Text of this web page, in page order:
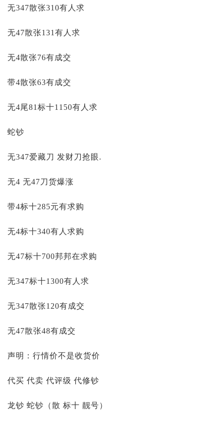
无347散张310有人求
无47散张131有人求
无4散张76有成交
带4散张63有成交
无4尾81标十1150有人求
蛇钞
无347爱藏刀 发财刀抢眼.
无4 无47刀货爆涨
带4标十285元有求购
无4标十340有人求购
无47标十700邦邦在求购
无347标十1300有人求
无347散张120有成交
无47散张48有成交
声明：行情价不是收货价
代买 代卖 代评级 代修钞
龙钞 蛇钞（散 标十 靓号）